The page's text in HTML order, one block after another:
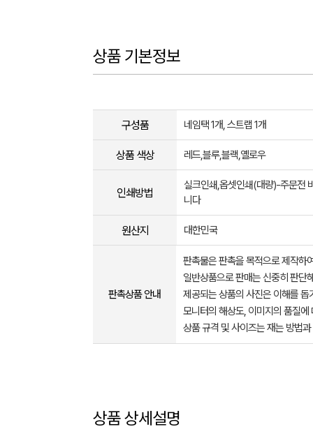
상품 기본정보
구성품 네임택 1개, 스트랩 1개
상품 색상 레드,블루,블랙,옐로우
인쇄방법
실크인쇄,옵셋인쇄(대량)-주문전
니다
원산지 대한민국
판촉상품 안내
판촉물은 판촉을 목적으로 제작하
일반상품으로 판매는 신중히 판단
제공되는 상품의 사진은 이해를
모니터의 해상도, 이미지의 품질
상품 규격 및 사이즈는 재는 방법
상품 상세설명